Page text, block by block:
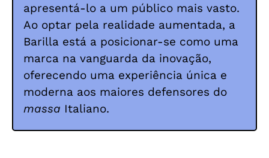
apresentá-lo a um público mais vasto.
Ao optar pela realidade aumentada, a
Barilla está a posicionar-se como uma
marca na vanguarda da inovação,
oferecendo uma experiência única e
moderna aos maiores defensores do
massa Italiano.